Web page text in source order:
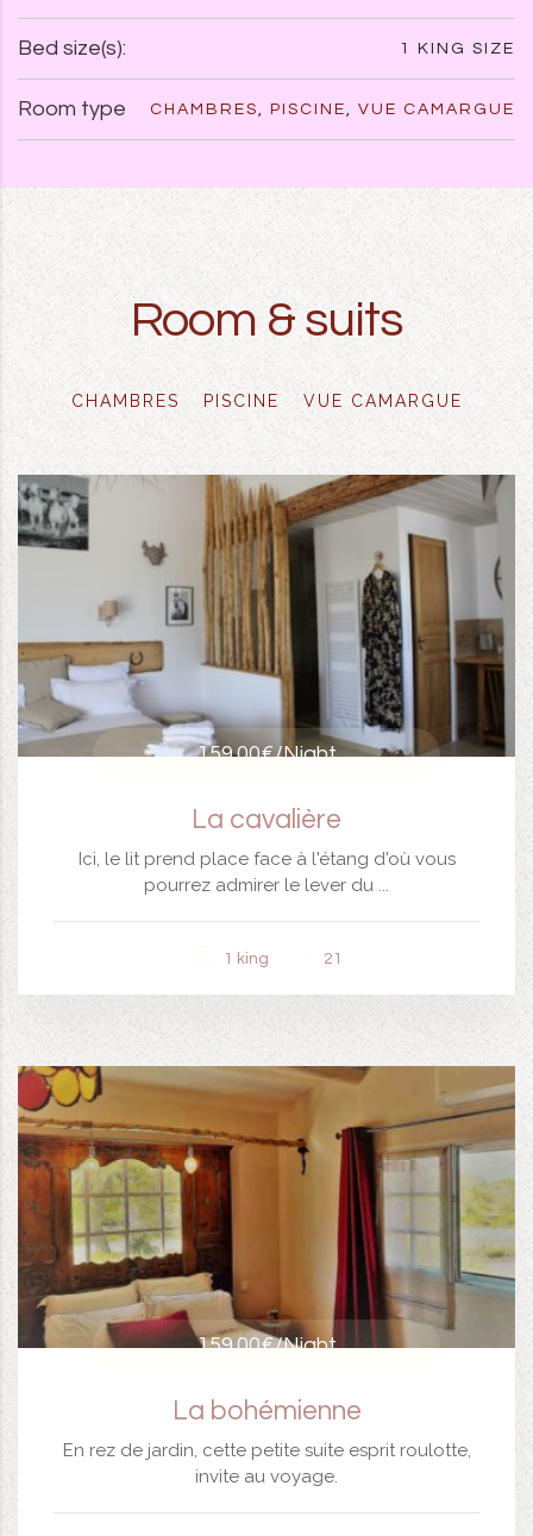
Bed size(s): 1 KING SIZE
Room type CHAMBRES PISCINE VUE CAMARGUE
Room & suits
CHAMBRES PISCINE VUE CAMARGUE
159.00€/Night
La cavalière
Ici, le lit prend place face à l'étang d'où vous
pourrez admirer le lever du ...
1 king 21
159.00€/Night
La bohémienne
En rez de jardin, cette petite suite esprit roulotte,
invite au voyage.